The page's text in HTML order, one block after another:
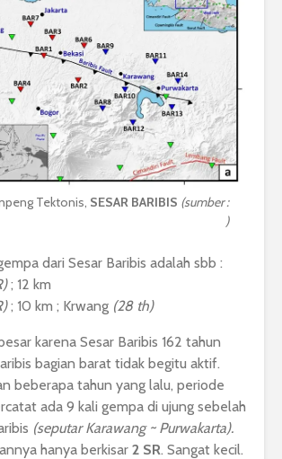
Tektonis, SESAR BARIBIS (sumber :
)
dari Sesar Baribis adalah sbb :
; 12 km
; 10 km ; Krwang (28 th)
karena Sesar Baribis 162 tahun
bagian barat tidak begitu aktif.
beberapa tahun yang lalu, periode
ada 9 kali gempa di ujung sebelah
(seputar Karawang ~ Purwakarta).
hanya berkisar 2 SR. Sangat kecil.